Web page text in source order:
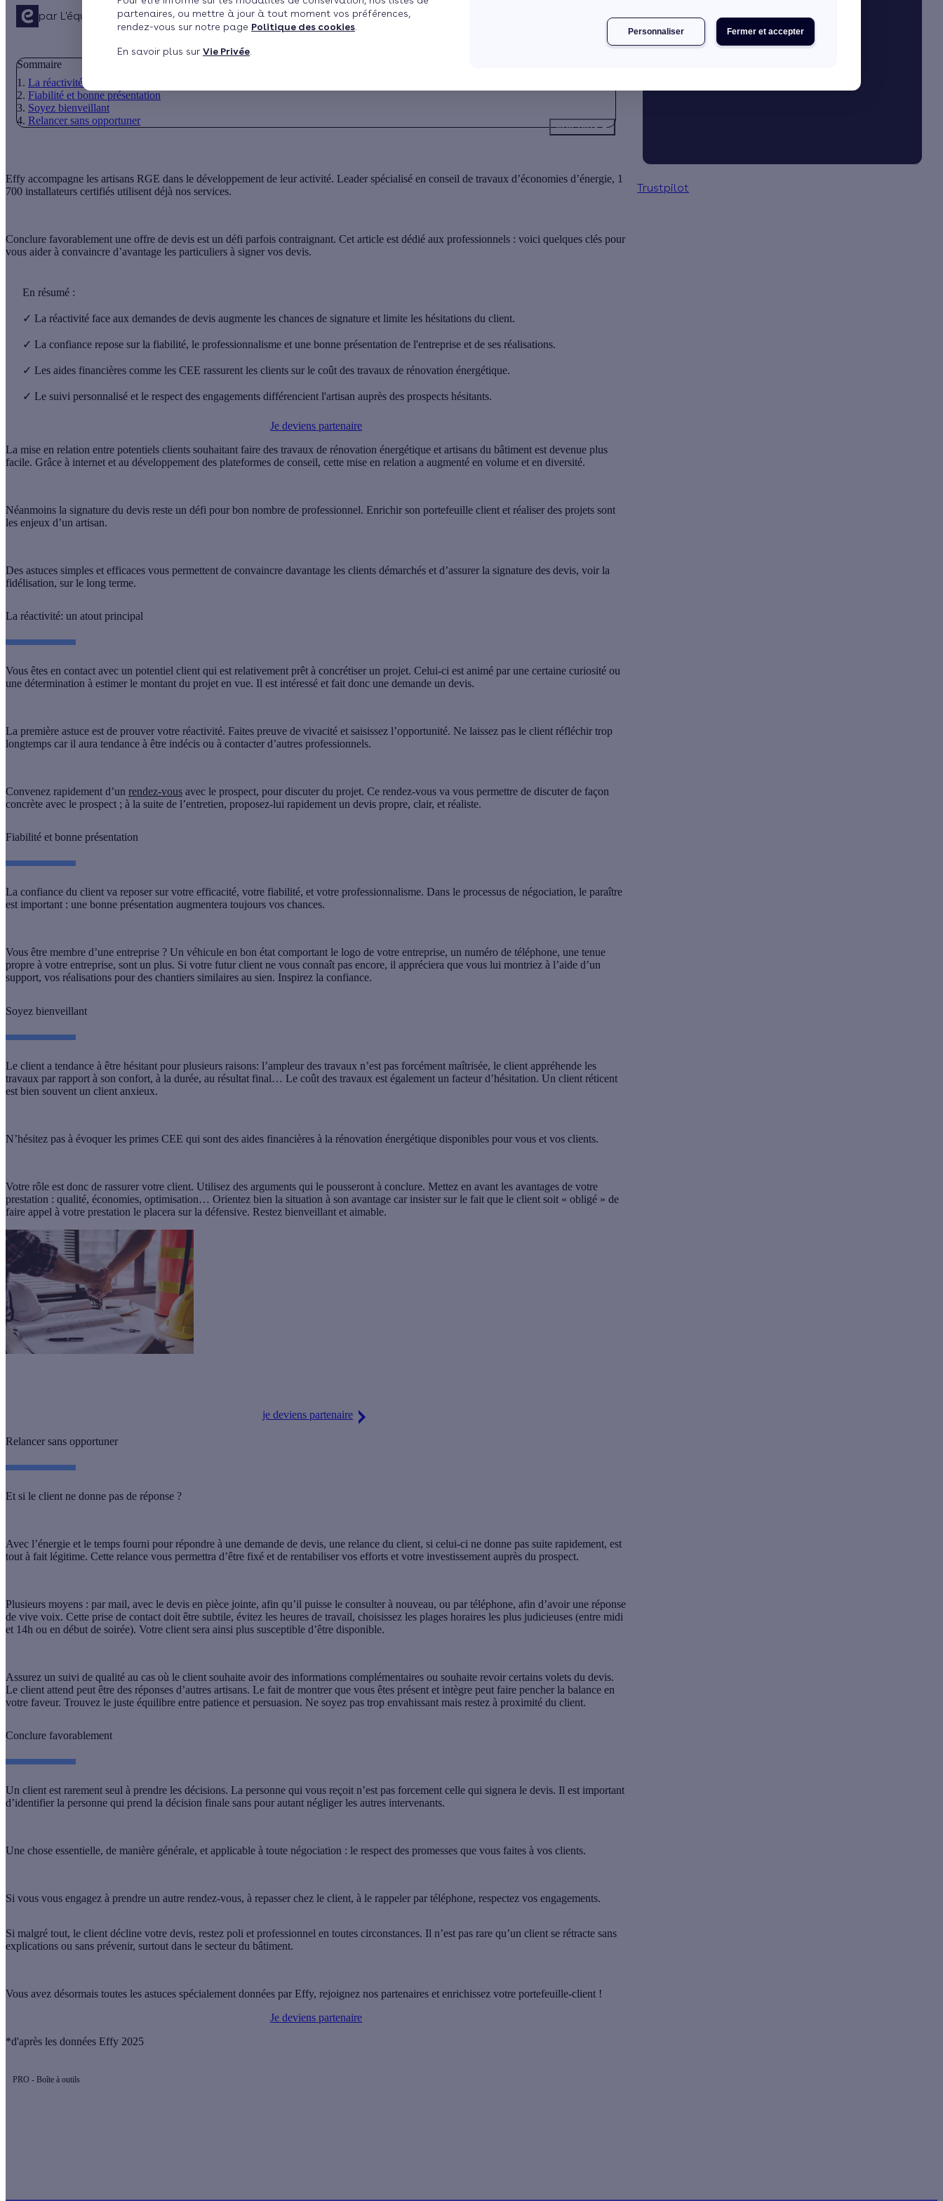
partenaires, ou mettre à jour à tout moment vos préférences,
rendez-vous sur notre page Politique des cookies
En savoir plus sur Vie Privée
Fermer et accepter
Personnaliser
par L'équipe de rédactionPublié le 05/08/2021 à 19h28 Mis à jour le 16/06/2026 à 17h09
Sommaire
La réactivité: un atout principal
Fiabilité et bonne présentation
Soyez bienveillant
Relancer sans opportuner
Voir plus
Effy accompagne les artisans RGE dans le développement de leur activité. Leader spécialisé en conseil de travaux d’économies d’énergie, 1
700 installateurs certifiés utilisent déjà nos services.
Conclure favorablement une offre de devis est un défi parfois contraignant. Cet article est dédié aux professionnels : voici quelques clés pour
vous aider à convaincre d’avantage les particuliers à signer vos devis.
En résumé :
✓ La réactivité face aux demandes de devis augmente les chances de signature et limite les hésitations du client.
✓ La confiance repose sur la fiabilité, le professionnalisme et une bonne présentation de l'entreprise et de ses réalisations.
✓ Les aides financières comme les CEE rassurent les clients sur le coût des travaux de rénovation énergétique.
✓ Le suivi personnalisé et le respect des engagements différencient l'artisan auprès des prospects hésitants.
Je deviens partenaire
La mise en relation entre potentiels clients souhaitant faire des travaux de rénovation énergétique et artisans du bâtiment est devenue plus
facile. Grâce à internet et au développement des plateformes de conseil, cette mise en relation a augmenté en volume et en diversité.
Néanmoins la signature du devis reste un défi pour bon nombre de professionnel. Enrichir son portefeuille client et réaliser des projets sont
les enjeux d’un artisan.
Des astuces simples et efficaces vous permettent de convaincre davantage les clients démarchés et d’assurer la signature des devis, voir la
fidélisation, sur le long terme.
La réactivité: un atout principal
Vous êtes en contact avec un potentiel client qui est relativement prêt à concrétiser un projet. Celui-ci est animé par une certaine curiosité ou
une détermination à estimer le montant du projet en vue. Il est intéressé et fait donc une demande un devis.
La première astuce est de prouver votre réactivité. Faites preuve de vivacité et saisissez l’opportunité. Ne laissez pas le client réfléchir trop
longtemps car il aura tendance à être indécis ou à contacter d’autres professionnels.
Convenez rapidement d’un rendez-vous avec le prospect, pour discuter du projet. Ce rendez-vous va vous permettre de discuter de façon
concrète avec le prospect ; à la suite de l’entretien, proposez-lui rapidement un devis propre, clair, et réaliste.
Fiabilité et bonne présentation
La confiance du client va reposer sur votre efficacité, votre fiabilité, et votre professionnalisme. Dans le processus de négociation, le paraître
est important : une bonne présentation augmentera toujours vos chances.
Vous être membre d’une entreprise ? Un véhicule en bon état comportant le logo de votre entreprise, un numéro de téléphone, une tenue
propre à votre entreprise, sont un plus. Si votre futur client ne vous connaît pas encore, il appréciera que vous lui montriez à l’aide d’un
support, vos réalisations pour des chantiers similaires au sien. Inspirez la confiance.
Soyez bienveillant
Le client a tendance à être hésitant pour plusieurs raisons: l’ampleur des travaux n’est pas forcément maîtrisée, le client appréhende les
travaux par rapport à son confort, à la durée, au résultat final… Le coût des travaux est également un facteur d’hésitation. Un client réticent
est bien souvent un client anxieux.
N’hésitez pas à évoquer les primes CEE qui sont des aides financières à la rénovation énergétique disponibles pour vous et vos clients.
Votre rôle est donc de rassurer votre client. Utilisez des arguments qui le pousseront à conclure. Mettez en avant les avantages de votre
prestation : qualité, économies, optimisation… Orientez bien la situation à son avantage car insister sur le fait que le client soit « obligé » de
faire appel à votre prestation le placera sur la défensive. Restez bienveillant et aimable.
je deviens partenaire
Relancer sans opportuner
Et si le client ne donne pas de réponse ?
Avec l’énergie et le temps fourni pour répondre à une demande de devis, une relance du client, si celui-ci ne donne pas suite rapidement, est
tout à fait légitime. Cette relance vous permettra d’être fixé et de rentabiliser vos efforts et votre investissement auprès du prospect.
Plusieurs moyens : par mail, avec le devis en pièce jointe, afin qu’il puisse le consulter à nouveau, ou par téléphone, afin d’avoir une réponse
de vive voix. Cette prise de contact doit être subtile, évitez les heures de travail, choisissez les plages horaires les plus judicieuses (entre midi
et 14h ou en début de soirée). Votre client sera ainsi plus susceptible d’être disponible.
Assurez un suivi de qualité au cas où le client souhaite avoir des informations complémentaires ou souhaite revoir certains volets du devis.
Le client attend peut être des réponses d’autres artisans. Le fait de montrer que vous êtes présent et intègre peut faire pencher la balance en
votre faveur. Trouvez le juste équilibre entre patience et persuasion. Ne soyez pas trop envahissant mais restez à proximité du client.
Conclure favorablement
Un client est rarement seul à prendre les décisions. La personne qui vous reçoit n’est pas forcement celle qui signera le devis. Il est important
d’identifier la personne qui prend la décision finale sans pour autant négliger les autres intervenants.
Une chose essentielle, de manière générale, et applicable à toute négociation : le respect des promesses que vous faites à vos clients.
Si vous vous engagez à prendre un autre rendez-vous, à repasser chez le client, à le rappeler par téléphone, respectez vos engagements.
Si malgré tout, le client décline votre devis, restez poli et professionnel en toutes circonstances. Il n’est pas rare qu’un client se rétracte sans
explications ou sans prévenir, surtout dans le secteur du bâtiment.
Vous avez désormais toutes les astuces spécialement données par Effy, rejoignez nos partenaires et enrichissez votre portefeuille-client !
Je deviens partenaire
*d'après les données Effy 2025
PRO - Boîte à outils
Je booste mon activité
Trustpilot